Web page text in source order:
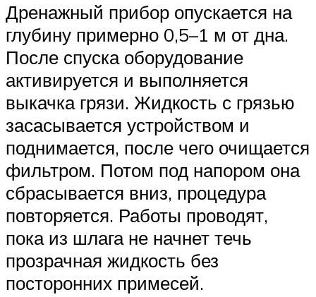
Дренажный прибор опускается на
глубину примерно 0,5–1 м от дна.
После спуска оборудование
активируется и выполняется
выкачка грязи. Жидкость с грязью
засасывается устройством и
поднимается, после чего очищается
фильтром. Потом под напором она
сбрасывается вниз, процедура
повторяется. Работы проводят,
пока из шлага не начнет течь
прозрачная жидкость без
посторонних примесей.